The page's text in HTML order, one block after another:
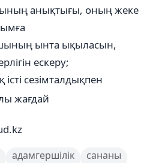
анықтығы, оның жеке
ынта ықыласын,
ескеру;
сезімталдықпен
жағдай
адамгершілік
сананы